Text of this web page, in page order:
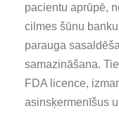
pacientu aprūpē,
cilmes šūnu
parauga
samazināšana.
FDA licence,
asinsķermenīšus